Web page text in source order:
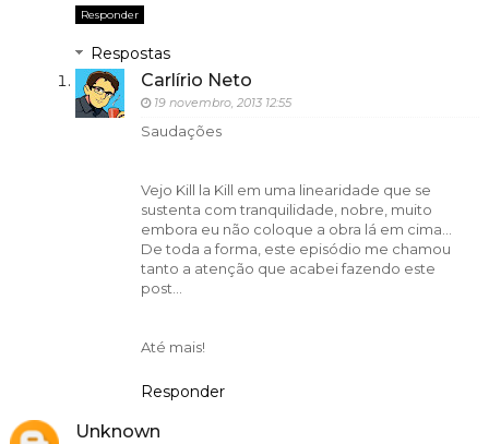
Responder
Respostas
Carlírio Neto
19 novembro, 2013 12:55
Saudações
Vejo Kill la Kill em uma linearidade que se
sustenta com tranquilidade, nobre, muito
embora eu não coloque a obra lá em cima...
De toda a forma, este episódio me chamou
tanto a atenção que acabei fazendo este
post...
Até mais!
Responder
Unknown